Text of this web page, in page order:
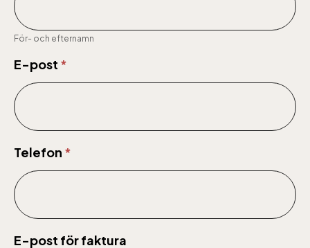
För- och efternamn
E-post *
Telefon *
E-post för faktura